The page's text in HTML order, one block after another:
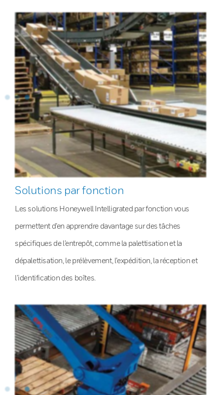
Solutions par fonction
Les solutions Honeywell Intelligrated par fonction vous
permettent d’en apprendre davantage sur des tâches
spécifiques de l’entrepôt, comme la palettisation et la
dépalettisation, le prélèvement, l’expédition, la réception et
l’identification des boîtes.